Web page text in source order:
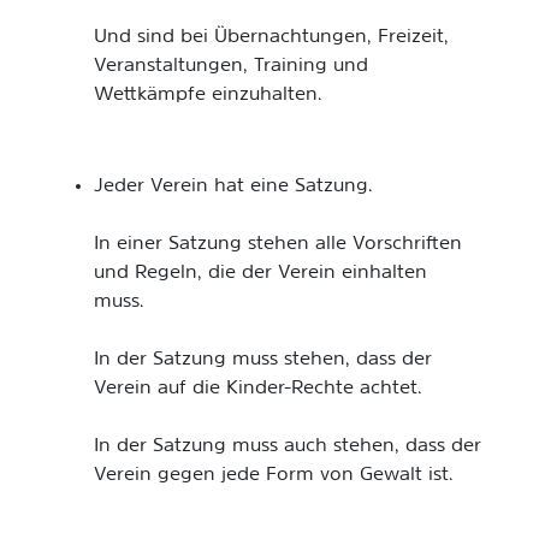
Und sind bei Übernachtungen, Freizeit,
Veranstaltungen, Training und
Wettkämpfe einzuhalten.
Jeder Verein hat eine Satzung.
In einer Satzung stehen alle Vorschriften
und Regeln, die der Verein einhalten
muss.
In der Satzung muss stehen, dass der
Verein auf die Kinder-Rechte achtet.
In der Satzung muss auch stehen, dass der
Verein gegen jede Form von Gewalt ist.